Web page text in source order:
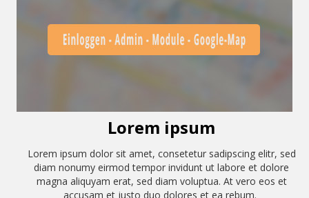
Lorem ipsum
Lorem ipsum dolor sit amet, consetetur sadipscing elitr, sed
diam nonumy eirmod tempor invidunt ut labore et dolore
magna aliquyam erat, sed diam voluptua. At vero eos et
accusam et justo duo dolores et ea rebum.